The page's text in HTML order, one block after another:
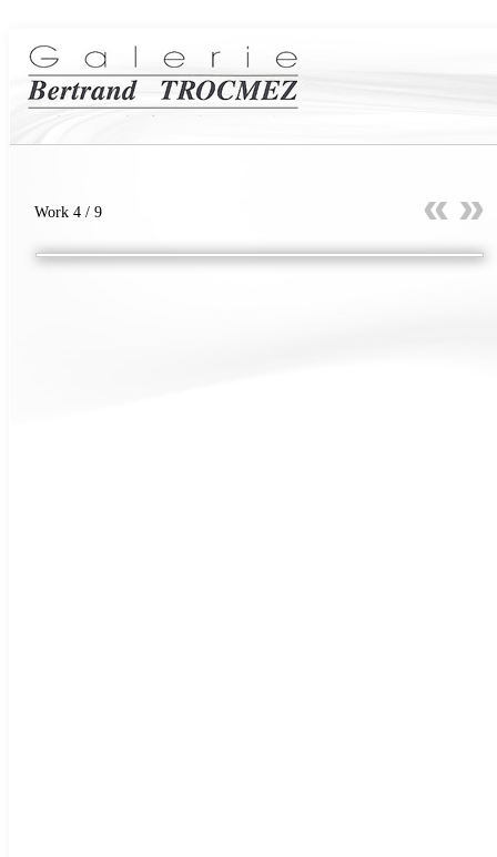
Work 4 / 9